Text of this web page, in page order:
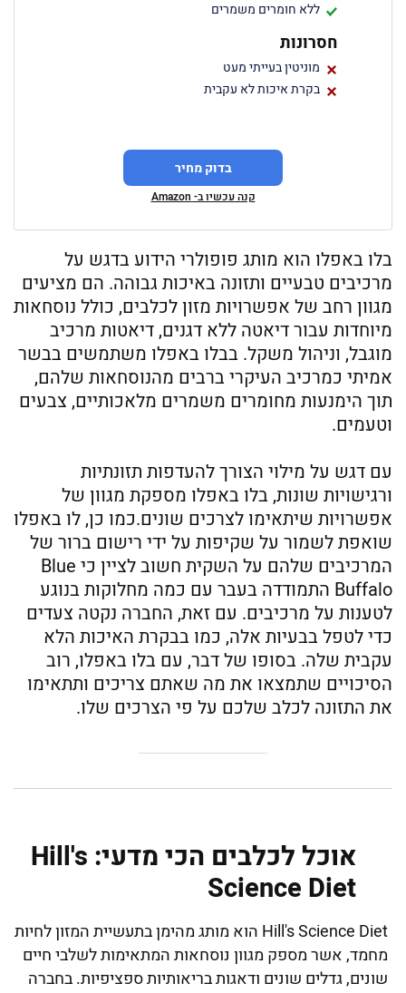
ללא חומרים משמרים
חסרונות
מוניטין בעייתי מעט
בקרת איכות לא עקבית
בדוק מחיר
קנה עכשיו ב- Amazon
בלו באפלו הוא מותג פופולרי הידוע בדגש על
מרכיבים טבעיים ותזונה באיכות גבוהה. הם מציעים
מגוון רחב של אפשרויות מזון לכלבים, כולל נוסחאות
מיוחדות עבור דיאטה ללא דגנים, דיאטות מרכיב
מוגבל, וניהול משקל. בבלו באפלו משתמשים בבשר
אמיתי כמרכיב העיקרי ברבים מהנוסחאות שלהם,
תוך הימנעות מחומרים משמרים מלאכותיים, צבעים
וטעמים.
עם דגש על מילוי הצורך להעדפות תזונתיות
ורגישויות שונות, בלו באפלו מספקת מגוון של
אפשרויות שיתאימו לצרכים שונים.כמו כן, לו באפלו
שואפת לשמור על שקיפות על ידי רישום ברור של
המרכיבים שלהם על השקית חשוב לציין כי Blue
Buffalo התמודדה בעבר עם כמה מחלוקות בנוגע
לטענות על מרכיבים. עם זאת, החברה נקטה צעדים
כדי לטפל בבעיות אלה, כמו בבקרת האיכות הלא
עקבית שלה. בסופו של דבר, עם בלו באפלו, רוב
הסיכויים שתמצאו את מה שאתם צריכים ותתאימו
את התזונה לכלב שלכם על פי הצרכים שלו.
אוכל לכלבים הכי מדעי: Hill's
Science Diet
Hill's Science Diet הוא מותג מהימן בתעשיית המזון לחיות
מחמד, אשר מספק מגוון נוסחאות המתאימות לשלבי חיים
שונים, גדלים שונים ודאגות בריאותיות ספציפיות. בחברה